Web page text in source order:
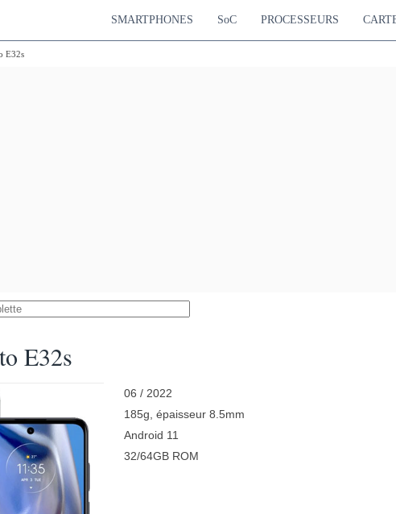
SMARTPHONES SoC PROCESSEURS
E32s
E32s
06 / 2022
185g, épaisseur 8.5mm
Android 11
32/64GB ROM